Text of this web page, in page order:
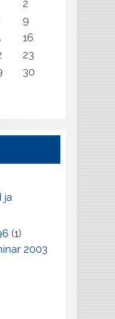
2
9
16
23
30
ja
(1)
2003